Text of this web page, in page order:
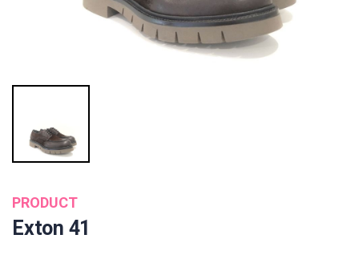
PRODUCT
Exton 41